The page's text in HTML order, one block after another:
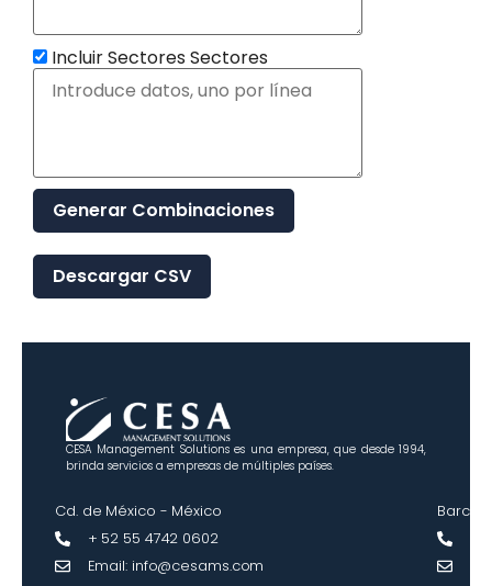
Incluir Sectores Sectores
Generar Combinaciones
Descargar CSV
CESA Management Solutions es una empresa, que desde 1994,
brinda servicios a empresas de múltiples países.
Cd. de México - México
+ 52 55 4742 0602
Email: info@cesams.com